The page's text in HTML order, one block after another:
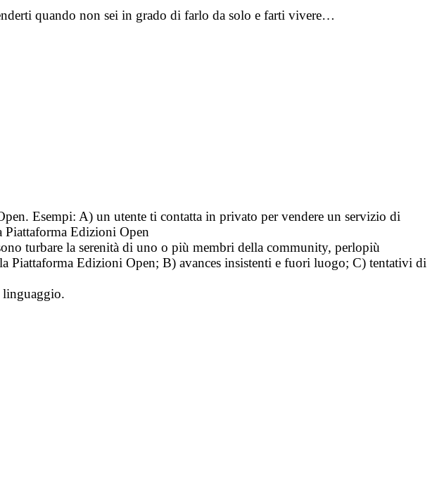
quando non sei in grado di farlo da solo e farti vivere…
Esempi: A) un utente ti contatta in privato per vendere un servizio di
Edizioni Open
turbare la serenità di uno o più membri della community, perlopiù
Piattaforma Edizioni Open; B) avances insistenti e fuori luogo; C) tentativi di
linguaggio.